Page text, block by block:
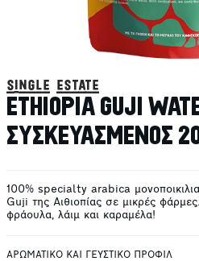
single estate
ETHIOPIA GUJI
ΣΥΣΚΕΥΑΣΜΕΝΟΣ
100% specialty arabica
Guji της Αιθιοπίας σε μικρές
φράουλα, λάιμ και καραμέλα!
ΑΡΩΜΑΤΙΚΟ ΚΑΙ ΓΕΥΣΤΙΚΟ ΠΡΟΦΙΛ